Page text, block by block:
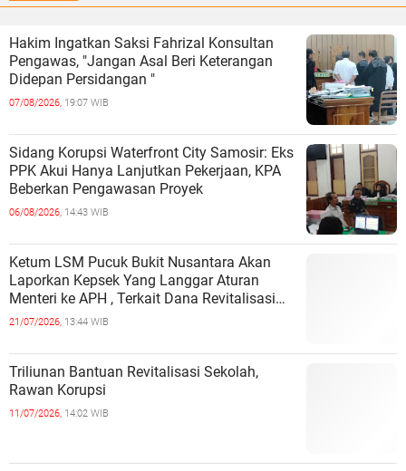
Hakim Ingatkan Saksi Fahrizal Konsultan
Pengawas, "Jangan Asal Beri Keterangan
Didepan Persidangan "
07/08/2026, 19:07 WIB
Sidang Korupsi Waterfront City Samosir: Eks
PPK Akui Hanya Lanjutkan Pekerjaan, KPA
Beberkan Pengawasan Proyek
06/08/2026, 14:43 WIB
Ketum LSM Pucuk Bukit Nusantara Akan
Laporkan Kepsek Yang Langgar Aturan
Menteri ke APH , Terkait Dana Revitalisasi
Sekolah
21/07/2026, 13:44 WIB
Triliunan Bantuan Revitalisasi Sekolah,
Rawan Korupsi
11/07/2026, 14:02 WIB